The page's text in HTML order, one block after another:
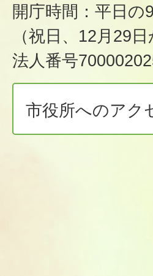
開庁時間：平日の
（祝日、12月29
法人番号
市役所へのアク